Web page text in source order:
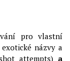
pro vlastní
názvy a
attempts) a